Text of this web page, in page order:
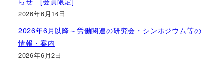
2026年6月16日
2026年6月以降～労働関連の研究会・シンポジウム等の
情報・案内
2026年6月2日